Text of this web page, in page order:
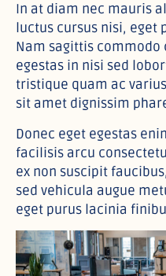
In at diam nec mauris
luctus cursus nisi, eget
Nam sagittis commodo
egestas in nisi sed
tristique quam ac
sit amet dignissim
Donec eget egestas
facilisis arcu
ex non suscipit
sed vehicula augue
eget purus lacinia